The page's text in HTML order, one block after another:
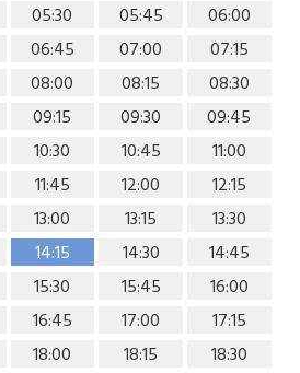
05:30 05:45
06:00
06:45 07:00
07:15
08:00 08:15
08:30
09:15 09:30
09:45
10:30 10:45
11:00
11:45 12:00
12:15
13:00 13:15
13:30
14:15 14:30
14:45
15:30 15:45
16:00
16:45 17:00
17:15
18:00 18:15
18:30